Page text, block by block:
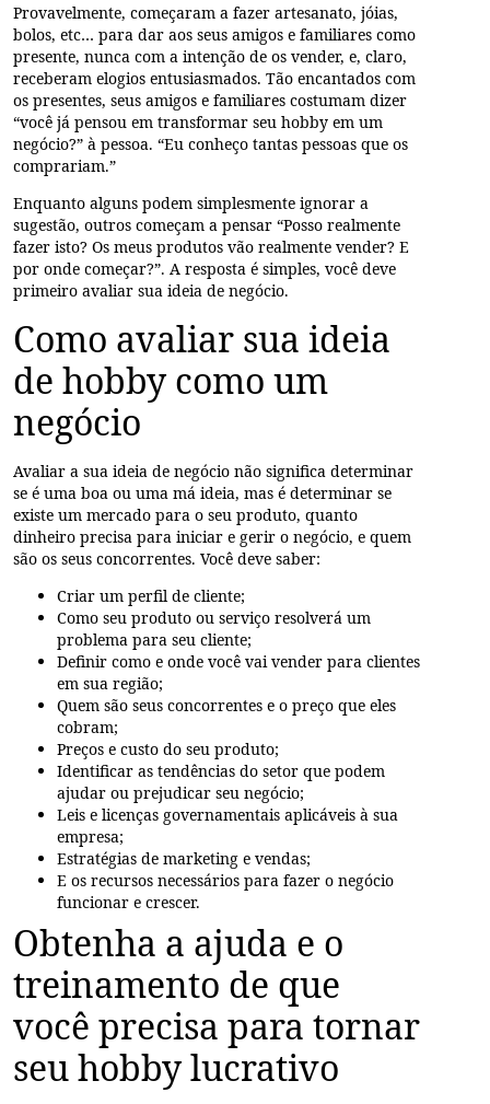
Provavelmente, começaram a fazer artesanato, jóias,
bolos, etc… para dar aos seus amigos e familiares como
presente, nunca com a intenção de os vender, e, claro,
receberam elogios entusiasmados. Tão encantados com
os presentes, seus amigos e familiares costumam dizer
“você já pensou em transformar seu hobby em um
negócio?” à pessoa. “Eu conheço tantas pessoas que os
comprariam.”
Enquanto alguns podem simplesmente ignorar a
sugestão, outros começam a pensar “Posso realmente
fazer isto? Os meus produtos vão realmente vender? E
por onde começar?”. A resposta é simples, você deve
primeiro avaliar sua ideia de negócio.
Como avaliar sua ideia
de hobby como um
negócio
Avaliar a sua ideia de negócio não significa determinar
se é uma boa ou uma má ideia, mas é determinar se
existe um mercado para o seu produto, quanto
dinheiro precisa para iniciar e gerir o negócio, e quem
são os seus concorrentes. Você deve saber:
Criar um perfil de cliente;
Como seu produto ou serviço resolverá um
problema para seu cliente;
Definir como e onde você vai vender para clientes
em sua região;
Quem são seus concorrentes e o preço que eles
cobram;
Preços e custo do seu produto;
Identificar as tendências do setor que podem
ajudar ou prejudicar seu negócio;
Leis e licenças governamentais aplicáveis à sua
empresa;
Estratégias de marketing e vendas;
E os recursos necessários para fazer o negócio
funcionar e crescer.
Obtenha a ajuda e o
treinamento de que
você precisa para tornar
seu hobby lucrativo